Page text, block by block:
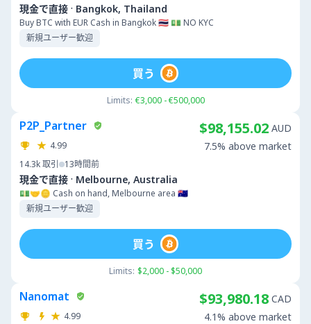
現金で直接 · Bangkok, Thailand
Buy BTC with EUR Cash in Bangkok 🇹🇭 💵 NO KYC
新規ユーザー歓迎
Limits: €3,000 - €500,000
買う
P2P_Partner
4.99
14.3k取引 13時間前
現金で直接 · Melbourne, Australia
💵🤝🪙 Cash on hand, Melbourne area 🇦🇺
新規ユーザー歓迎
$98,155.02 AUD
7.5% above market
Limits: $2,000 - $50,000
買う
Nanomat
4.99
$93,980.18 CAD
4.1% above market